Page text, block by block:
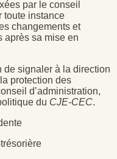
par le conseil
toute instance
changements et
après sa mise en
de signaler à la direction
protection des
d’administration,
du CJE-CEC.